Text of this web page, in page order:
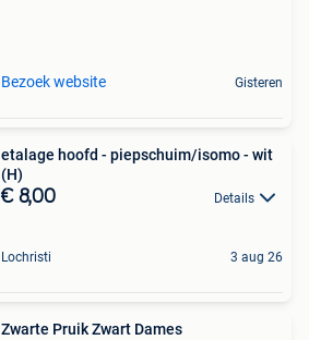
Bezoek website Gisteren
etalage hoofd - piepschuim/isomo - wit
(H)
€ 8,00 Details
Lochristi 3 aug 26
Zwarte Pruik Zwart Dames